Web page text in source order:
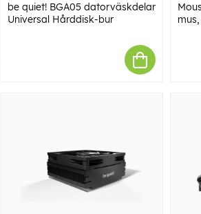
be quiet! BGA05 datorväskdelar
Universal Hårddisk-bur